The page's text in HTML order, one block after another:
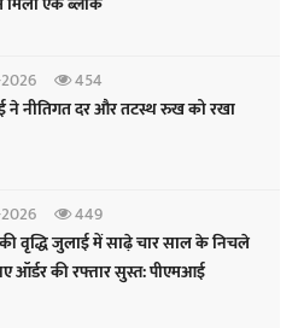
454
नीतिगत दर और तटस्थ रुख को रखा
449
की वृद्धि जुलाई में साढ़े चार साल के निचले
ऑर्डर की रफ्तार सुस्त: पीएमआई